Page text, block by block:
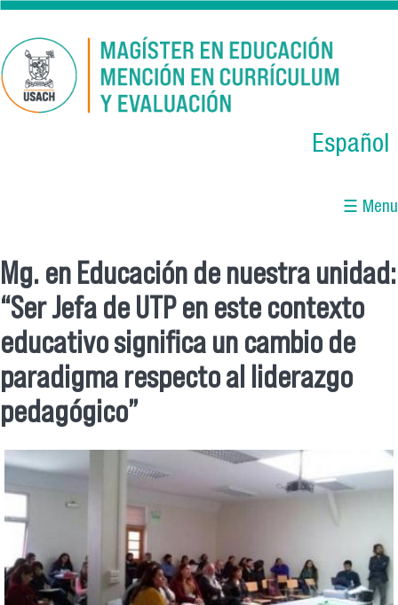
Skip to main content
Español
☰ Menu
You are here
Mg. en Educación de nuestra unidad:
“Ser Jefa de UTP en este contexto
educativo significa un cambio de
paradigma respecto al liderazgo
pedagógico”